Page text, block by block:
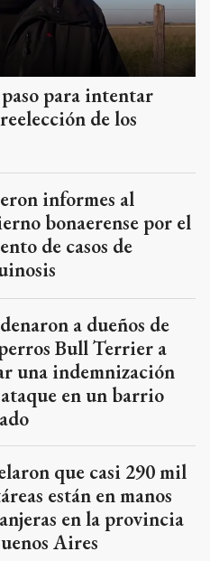
para intentar
de los
informes al
bonaerense por el
de casos de
a dueños de
Bull Terrier a
una indemnización
en un barrio
que casi 290 mil
están en manos
en la provincia
Aires